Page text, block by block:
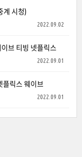
계 시청)
2022.09.02
브 티빙 넷플릭스
2022.09.01
플릭스 웨이브
2022.09.01